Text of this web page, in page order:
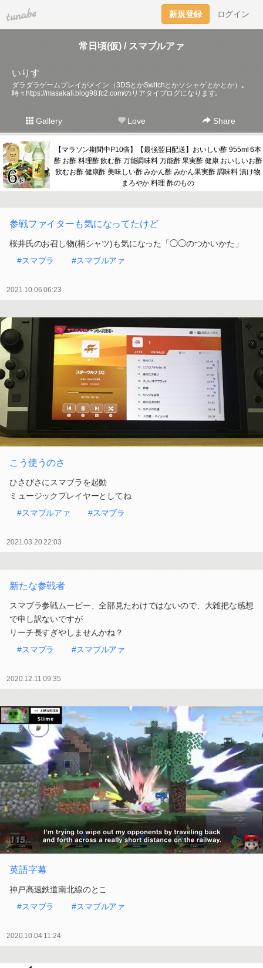
tuna.be 新規登録 ログイン
常日頃(仮) / スマブルアァ
いりす
ダラダラゲームプレイがメイン（3DSとかSwitchとかソシャゲとかとか）｡
時々 https://masakali.blog98.fc2.com/のリアタイブログになります｡
Gallery Love Share
【マラソン期間中P10倍】【最強翌日配送】おいしい酢 955ml 6本
酢 お酢 料理酢 飲む酢 万能調味料 万能酢 果実酢 健康 おいしいお酢
飲むお酢 健康酢 美味しい酢 みかん酢 みかん果実酢 調味料 漬け物
まろやか 料理 酢のもの
参戦ファイターも気になってたけど
桜井氏のお召し物(柄シャツ)も気になった「◯◯のつかいかた」
#スマブラ
#スマブルアァ
2021.10.06 06:23
こう使うのさ
ひさびさにスマブラを起動
ミュージックプレイヤーとしてね
#スマブルアァ
#スマブラ
2021.03.20 22:03
新たな参戦者
スマブラ参戦ムービー、全部見たわけではないので、大雑把な感想
で申し訳ないですが
リーチ長すぎやしませんかね？
#スマブラ
#スマブルアァ
2020.12.11 09:35
英語字幕
神戸高速鉄道南北線のとこ
#スマブラ
#スマブルアァ
2020.10.04 11:24